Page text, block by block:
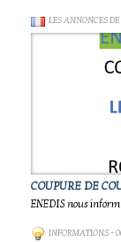
LES ANNONCES
COUPURE DE
ENEDIS nous
INFORMATIONS-